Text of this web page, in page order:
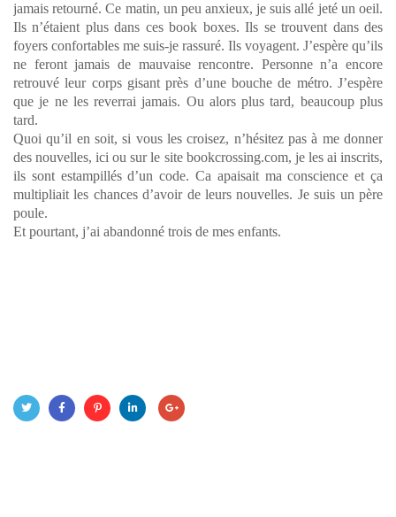
jamais retourné. Ce matin, un peu anxieux, je suis allé jeté un oeil.
Ils n’étaient plus dans ces book boxes. Ils se trouvent dans des
foyers confortables me suis-je rassuré. Ils voyagent. J’espère qu’ils
ne feront jamais de mauvaise rencontre. Personne n’a encore
retrouvé leur corps gisant près d’une bouche de métro. J’espère
que je ne les reverrai jamais. Ou alors plus tard, beaucoup plus
tard.
Quoi qu’il en soit, si vous les croisez, n’hésitez pas à me donner
des nouvelles, ici ou sur le site bookcrossing.com, je les ai inscrits,
ils sont estampillés d’un code. Ca apaisait ma conscience et ça
multipliait les chances d’avoir de leurs nouvelles. Je suis un père
poule.
Et pourtant, j’ai abandonné trois de mes enfants.